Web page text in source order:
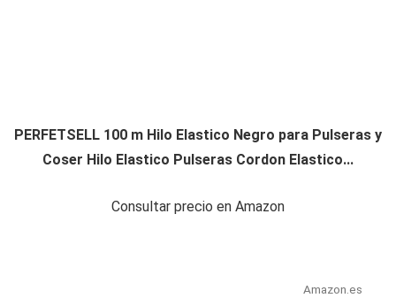
PERFETSELL 100 m Hilo Elastico Negro para Pulseras y
Coser Hilo Elastico Pulseras Cordon Elastico...
Consultar precio en Amazon
Amazon.es